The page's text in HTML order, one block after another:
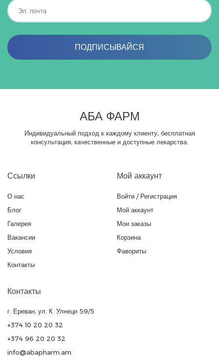
ПОДПИСЫВАЙСЯ
АБА ФАРМ
Индивидуальный подход к каждому клиенту, бесплатная
консультация, качественные и доступные лекарства.
Ссылки
О нас
Блог
Галерея
Вакансии
Условия
Контакты
Мой аккаунт
Войти / Регистрация
Мой аккаунт
Мои заказы
Корзина
Фавориты
Контакты
г. Ереван, ул. К. Улнеци 59/5
+374 10 20 20 32
+374 96 20 20 32
info@abapharm.am